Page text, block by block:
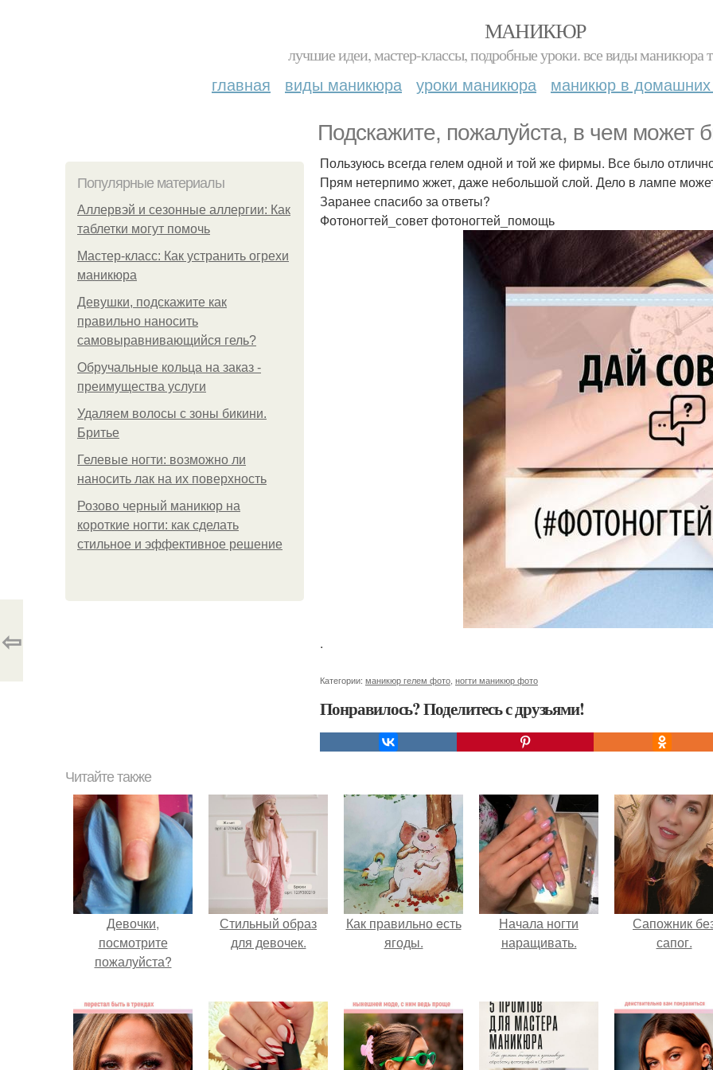
МАНИКЮР
лучшие идеи, мастер-классы, подробные уроки. все виды маникюра
главная виды маникюра уроки маникюра маникюр в домашних
Подскажите, пожалуйста, в чем может
Популярные материалы
Аллервэй и сезонные аллергии: Как
таблетки могут помочь
Мастер-класс: Как устранить огрехи
маникюра
Девушки, подскажите как
правильно наносить
самовыравнивающийся гель?
Обручальные кольца на заказ -
преимущества услуги
Удаляем волосы с зоны бикини.
Бритье
Гелевые ногти: возможно ли
наносить лак на их поверхность
Розово черный маникюр на
короткие ногти: как сделать
стильное и эффективное решение
Пользуюсь всегда гелем одной и той же фирмы. Все было
Прям нетерпимо жжет, даже небольшой слой. Дело в лампе
Заранее спасибо за ответы?
Фотоногтей_совет фотоногтей_помощь
.
Категории: маникюр гелем фото ногти маникюр фото
Понравилось? Поделитесь с друзьями!
⇦
Читайте также
Девочки,
посмотрите
пожалуйста?
Стильный образ
для девочек.
Как правильно eсть
ягоды.
Начала ногти
наращивать.
Сапожник
сапог.